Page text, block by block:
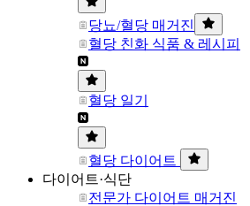
당뇨/혈당 매거진
혈당 친화 식품 & 레시피
혈당 일기
혈당 다이어트
다이어트·식단
전문가 다이어트 매거진